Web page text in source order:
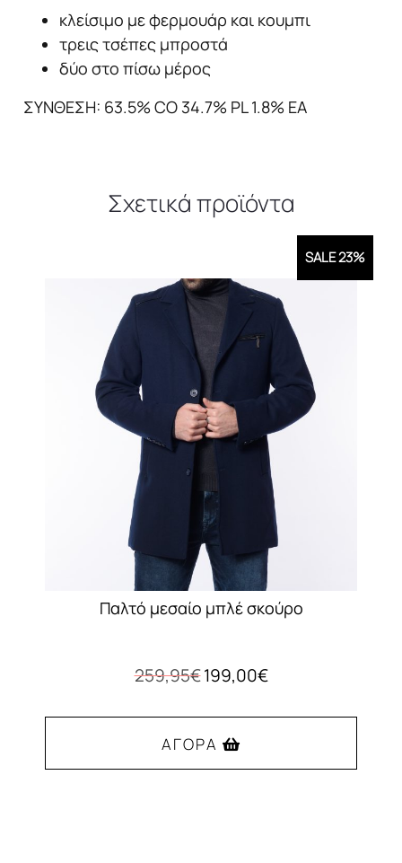
Ανδρικό
ποσότητα
κλείσιμο με φερμουάρ και κουμπι
τρεις τσέπες μπροστά
δύο στο πίσω μέρος
ΣΥΝΘΕΣΗ: 63.5% CO 34.7% PL 1.8% EA
Σχετικά προϊόντα
SALE 23%
Παλτό μεσαίο μπλέ σκούρο
259,95€ Original
was:
259,95€.
199,00€Η
τιμή
ΑΓΟΡΆ